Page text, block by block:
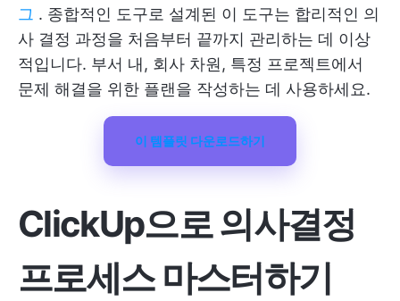
그 . 종합적인 도구로 설계된 이 도구는 합리적인 의
사 결정 과정을 처음부터 끝까지 관리하는 데 이상
적입니다. 부서 내, 회사 차원, 특정 프로젝트에서
문제 해결을 위한 플랜을 작성하는 데 사용하세요.
이 템플릿 다운로드하기
ClickUp으로 의사결정
프로세스 마스터하기